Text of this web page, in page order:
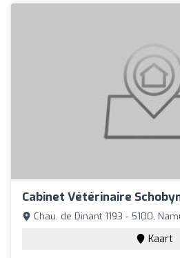
Cabinet Vétérinaire
Chau. de Dinant 1193 - 5100,
Kaart